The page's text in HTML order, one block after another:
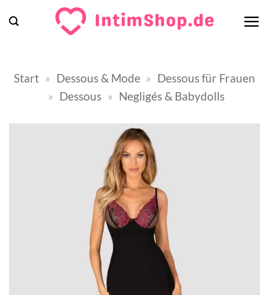
Inhalt
Start » Dessous & Mode » Dessous für Frauen
» Dessous » Negligés & Babydolls